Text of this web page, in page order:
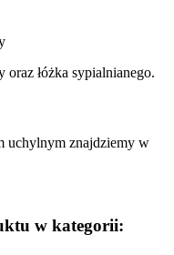
łóżka sypialnianego.
uchylnym znajdziemy w
w kategorii: